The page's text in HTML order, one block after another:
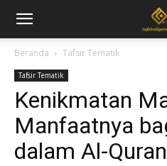
Beranda Tafsir Tematik
Tafsir Tematik
Kenikmatan
Manfaatnya
dalam Al-Quran